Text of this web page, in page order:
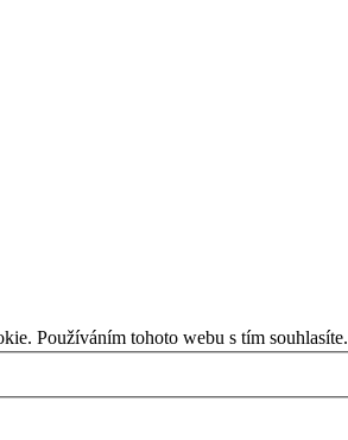
Používáním tohoto webu s tím souhlasíte.